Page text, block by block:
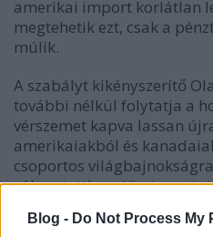
Blog - Do Not Process My
amerikai import korlátlan
megtehetik ezt, csak a
múlik.
A szabályt kikényszerítő
további nélkül folytatja a
vérszemet kapva lassan
amerikaiakból és
csoportos
válogatottban13 olyan
felkészülést, aki a
kezdett jégkorongozni.